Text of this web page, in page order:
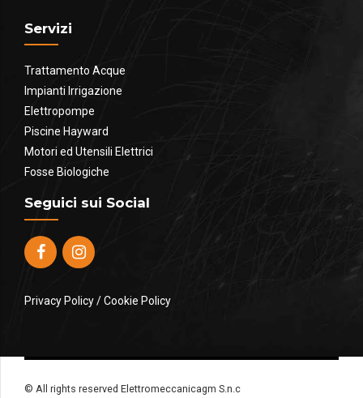
Servizi
Trattamento Acque
Impianti Irrigazione
Elettropompe
Piscine Hayward
Motori ed Utensili Elettrici
Fosse Biologiche
Seguici sui Social
Privacy Policy/Cookie Policy
© All rights reserved Elettromeccanicagm S.n.c